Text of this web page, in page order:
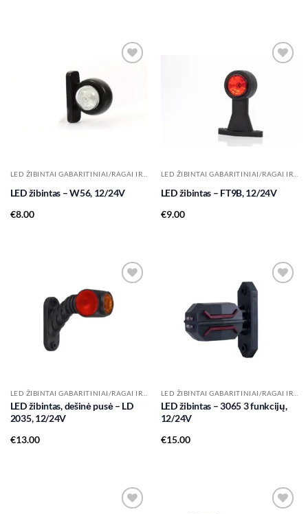
LED žibintas – W56, 12/24V
€8.00
LED žibintas – FT9B, 12/24V
€9.00
wishlist
LED ŽIBINTAI GABARITINIAI/RAGAI IR KT.
LED žibintas, dešinė pusė – LD
2035, 12/24V
€13.00
LED ŽIBINTAI GABARITINIAI/RAGAI IR KT.
LED žibintas – 3065 3 funkcijų,
12/24V
€15.00